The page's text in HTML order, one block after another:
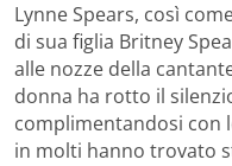
Lynne Spears, così
di sua figlia Britney
alle nozze della
donna ha rotto il
complimentandosi con
in molti hanno trovato